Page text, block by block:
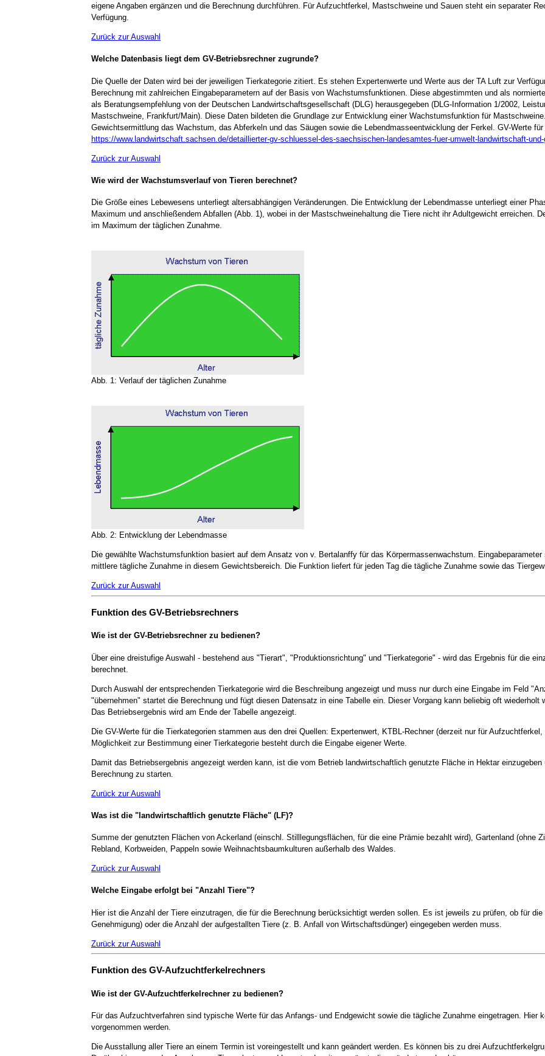
eigene Angaben ergänzen und die Berechnung durchführen. Für Aufzuchtferkel, Mastschweine und Sauen steht ein separater
Verfügung.
Zurück zur Auswahl
Welche Datenbasis liegt dem GV-Betriebsrechner zugrunde?
Die Quelle der Daten wird bei der jeweiligen Tierkategorie zitiert. Es stehen Expertenwerte und Werte aus der TA Luft zur
Berechnung mit zahlreichen Eingabeparametern auf der Basis von Wachstumsfunktionen. Diese abgestimmten und als
als Beratungsempfehlung von der Deutschen Landwirtschaftsgesellschaft (DLG) herausgegeben (DLG-Information 1/2002,
Mastschweine, Frankfurt/Main). Diese Daten bildeten die Grundlage zur Entwicklung einer Wachstumsfunktion für
Gewichtsermittlung das Wachstum, das Abferkeln und das Säugen sowie die Lebendmasseentwicklung der Ferkel. GV-Werte
https://www.landwirtschaft.sachsen.de/detaillierter-gv-schluessel-des-saechsischen-landesamtes-fuer-umwelt-landwirtschaft-
Zurück zur Auswahl
Wie wird der Wachstumsverlauf von Tieren berechnet?
Die Größe eines Lebewesens unterliegt altersabhängigen Veränderungen. Die Entwicklung der Lebendmasse unterliegt einer
Maximum und anschließendem Abfallen (Abb. 1), wobei in der Mastschweinehaltung die Tiere nicht ihr Adultgewicht erreichen.
im Maximum der täglichen Zunahme.
Abb. 1: Verlauf der täglichen Zunahme
Abb. 2: Entwicklung der Lebendmasse
Die gewählte Wachstumsfunktion basiert auf dem Ansatz von v. Bertalanffy für das Körpermassenwachstum.
mittlere tägliche Zunahme in diesem Gewichtsbereich. Die Funktion liefert für jeden Tag die tägliche Zunahme sowie das
Zurück zur Auswahl
Funktion des GV-Betriebsrechners
Wie ist der GV-Betriebsrechner zu bedienen?
Über eine dreistufige Auswahl - bestehend aus "Tierart", "Produktionsrichtung" und "Tierkategorie" - wird das Ergebnis für die
berechnet.
Durch Auswahl der entsprechenden Tierkategorie wird die Beschreibung angezeigt und muss nur durch eine Eingabe im Feld
"übernehmen" startet die Berechnung und fügt diesen Datensatz in eine Tabelle ein. Dieser Vorgang kann beliebig oft
Das Betriebsergebnis wird am Ende der Tabelle angezeigt.
Die GV-Werte für die Tierkategorien stammen aus den drei Quellen: Expertenwert, KTBL-Rechner (derzeit nur für
Möglichkeit zur Bestimmung einer Tierkategorie besteht durch die Eingabe eigener Werte.
Damit das Betriebsergebnis angezeigt werden kann, ist die vom Betrieb landwirtschaftlich genutzte Fläche in Hektar
Berechnung zu starten.
Zurück zur Auswahl
Was ist die "landwirtschaftlich genutzte Fläche" (LF)?
Summe der genutzten Flächen von Ackerland (einschl. Stilllegungsflächen, für die eine Prämie bezahlt wird), Gartenland (ohne
Rebland, Korbweiden, Pappeln sowie Weihnachtsbaumkulturen außerhalb des Waldes.
Zurück zur Auswahl
Welche Eingabe erfolgt bei "Anzahl Tiere"?
Hier ist die Anzahl der Tiere einzutragen, die für die Berechnung berücksichtigt werden sollen. Es ist jeweils zu prüfen, ob für
Genehmigung) oder die Anzahl der aufgestallten Tiere (z. B. Anfall von Wirtschaftsdünger) eingegeben werden muss.
Zurück zur Auswahl
Funktion des GV-Aufzuchtferkelrechners
Wie ist der GV-Aufzuchtferkelrechner zu bedienen?
Für das Aufzuchtverfahren sind typische Werte für das Anfangs- und Endgewicht sowie die tägliche Zunahme eingetragen. Hier
vorgenommen werden.
Die Ausstallung aller Tiere an einem Termin ist voreingestellt und kann geändert werden. Es können bis zu drei